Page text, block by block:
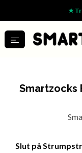
★
Smartzocks
Slut på